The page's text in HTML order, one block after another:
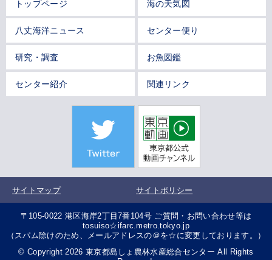
トップページ 海の天気図
八丈海洋ニュース センター便り
研究・調査 お魚図鑑
センター紹介 関連リンク
サイトマップ サイトポリシー
〒105-0022 港区海岸2丁目7番104号 ご質問・お問い合わせ等は
tosuiso☆ifarc.metro.tokyo.jp
（スパム除けのため、メールアドレスの＠を☆に変更しております。）
© Copyright 2026 東京都島しょ農林水産総合センター All Rights